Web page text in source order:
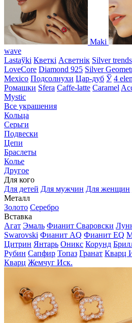
Maki
wave
Lastaўki Кветкі Асветнiк Silver trends
LoveCore Diamond 925 Silver
Mexico Подсолнухи Цар-дуб Ў 4
Ромашки Sfera Caffe-latte Caramel
Mystic
Все украшения
Кольца
Серьги
Подвески
Цепи
Браслеты
Колье
Другое
Для кого
Для детей Для мужчин Для женщин
Металл
Золото Серебро
Вставка
Агат Эмаль Фианит Сваровски
Swarovski Фианит AQ Фианит EQ
Цитрин Янтарь Оникс Корунд
Рубин Сапфир Топаз Гранат Кварц
Кварц Жемчуг Иск.